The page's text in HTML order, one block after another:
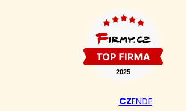
CZENDE